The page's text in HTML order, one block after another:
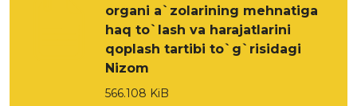
organi a`zolarining mehnatiga
haq to`lash va harajatlarini
qoplash tartibi to`g`risidagi
Nizom
566.108 KiB